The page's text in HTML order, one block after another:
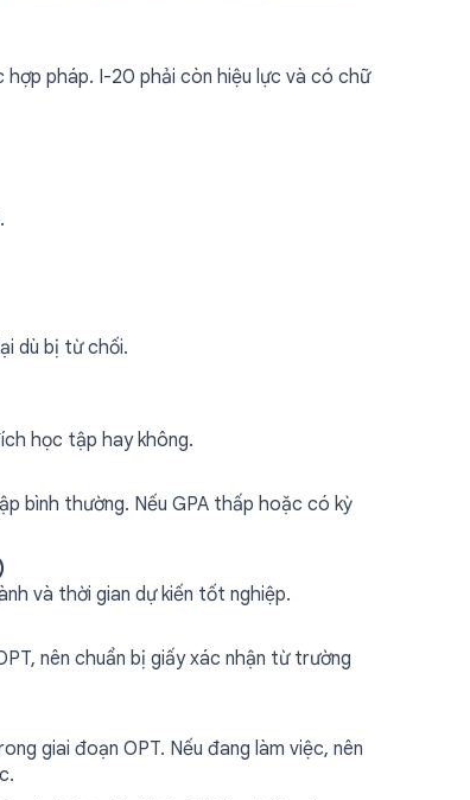
pháp. I-20 phải còn hiệu lực và có chữ
dù bị từ chối.
học tập hay không.
bình thường. Nếu GPA thấp hoặc có kỳ
và thời gian dự kiến tốt nghiệp.
nên chuẩn bị giấy xác nhận từ trường
giai đoạn OPT. Nếu đang làm việc, nên